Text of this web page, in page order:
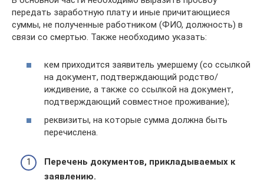
передать заработную плату и иные причитающиеся
суммы, не полученные работником (ФИО, должность) в
связи со смертью. Также необходимо указать:
кем приходится заявитель умершему (со ссылкой
на документ, подтверждающий родство/
иждивение, а также со ссылкой на документ,
подтверждающий совместное проживание);
реквизиты, на которые сумма должна быть
перечислена.
Перечень документов, прикладываемых к
заявлению.